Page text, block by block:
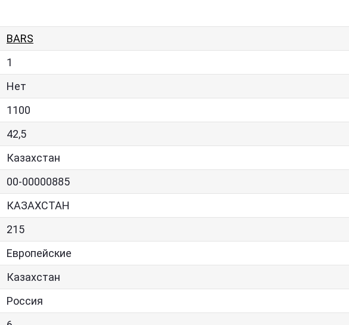
BARS
1
Нет
1100
42,5
Казахстан
00-00000885
КАЗАХСТАН
215
Европейские
Казахстан
Россия